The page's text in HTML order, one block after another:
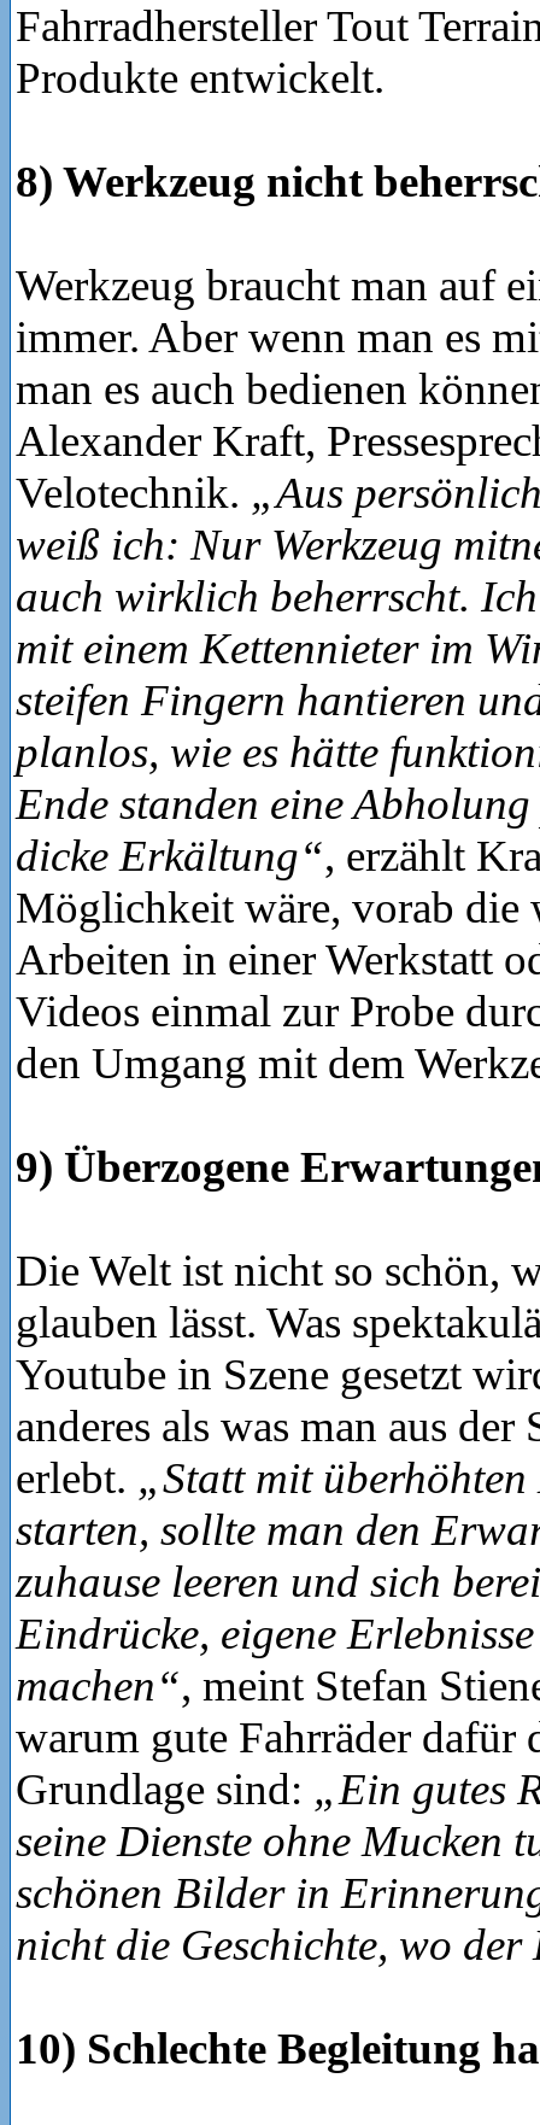
Fahrradhersteller Tout
Produkte entwickelt.
8) Werkzeug nicht
Werkzeug braucht man auf
immer. Aber wenn man es
man es auch bedienen
Alexander Kraft,
Velotechnik. „Aus
weiß ich: Nur Werkzeug
auch wirklich beherrscht.
mit einem Kettennieter im
steifen Fingern hantieren
planlos, wie es hätte
Ende standen eine
dicke Erkältung“, erzählt
Möglichkeit wäre, vorab die
Arbeiten in einer Werkstatt
Videos einmal zur Probe
den Umgang mit dem
9) Überzogene
Die Welt ist nicht so schön,
glauben lässt. Was
Youtube in Szene gesetzt
anderes als was man aus der
erlebt. „Statt mit
starten, sollte man den
zuhause leeren und sich
Eindrücke, eigene
machen“, meint Stefan
warum gute Fahrräder dafür
Grundlage sind: „Ein gutes
seine Dienste ohne Mucken
schönen Bilder in
nicht die Geschichte, wo der
10) Schlechte Begleitung